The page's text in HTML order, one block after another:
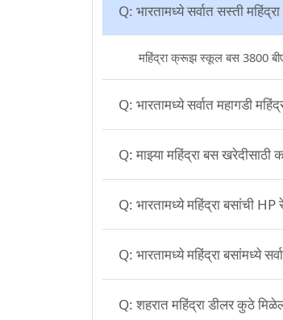
Q:
महिंद्रा क्रूझ स्कूल बस 3800
Q:
Q: माझ्या महिंद्रा बस
Q: भारतामध्ये महिंद्रा
Q: भारतामध्ये
Q: शहरात महिंद्रा डीलर कुठे